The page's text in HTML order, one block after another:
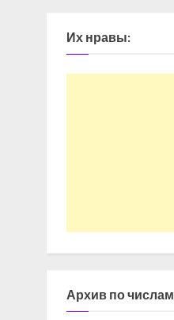
Их нравы:
Архив по числам